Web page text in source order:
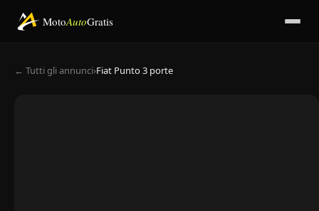
MotoAutoGratis
← Tutti gli annunci›Fiat Punto 3 porte